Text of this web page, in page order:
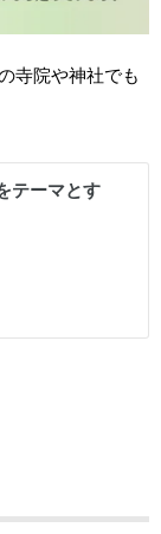
寺院や神社でも